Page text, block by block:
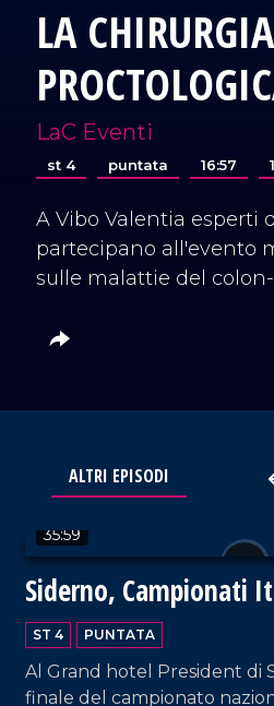
LA CHIRURGIA
LaC Eventi
st 4 puntata 16:57
A Vibo Valentia esperti
partecipano all'evento
sulle malattie del
ALTRI EPISODI
35:59
Siderno, Campionati
2024
ST 4 PUNTATA
Al Grand hotel President di
finale del campionato
VAI AL TITOLO